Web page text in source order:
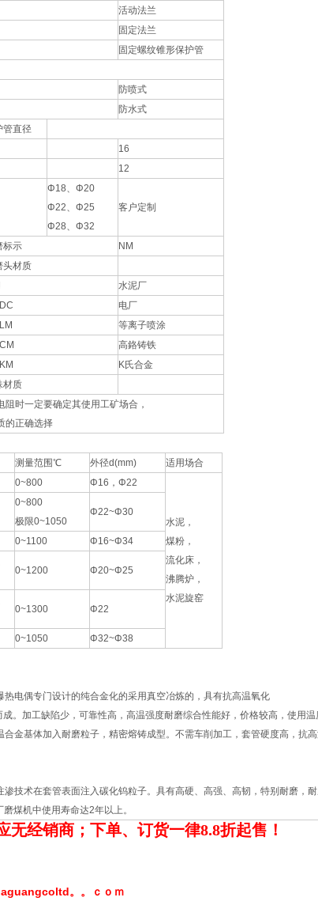
活动法兰
固定法兰
固定螺纹锥形保护管
防喷式
防水式
管直径
16
12
Φ18、Φ20
Φ22、Φ25
Φ28、Φ32
客户定制
标示
NM
头材质
水泥厂
电厂
等离子喷涂
高鉻铸铁
K氏合金
材质
阻时一定要确定其使用工矿场合，
的正确选择
测量范围℃ 外径d(mm)
适用场合
0~800 Φ16，Φ22
水泥，
煤粉，
流化床，
沸腾炉，
水泥旋窑
0~800
极限0~1050
Φ22~Φ30
0~1100 Φ16~Φ34
0~1200 Φ20~Φ25
0~1300 Φ22
0~1050 Φ32~Φ38
电偶专门设计的纯合金化的采用真空冶炼的，具有抗高温氧化
。加工缺陷少，可靠性高，高温强度耐磨综合性能好，价格较高，使用
金基体加入耐磨粒子，精密熔铸成型。不需车削加工，套管硬度高，抗
技术在套管表面注入碳化钨粒子。具有高硬、高强、高韧，特别耐磨，
煤机中使用寿命达2年以上。
无经销商；下单、订货一律8.8折起售 ！
。。ｃｏｍ